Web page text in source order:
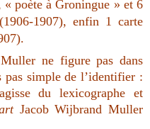
poète à Groningue » et 6
1907), enfin 1 carte
ne figure pas dans
pas simple de l’identifier :
du lexicographe et
Jacob Wijbrand Muller